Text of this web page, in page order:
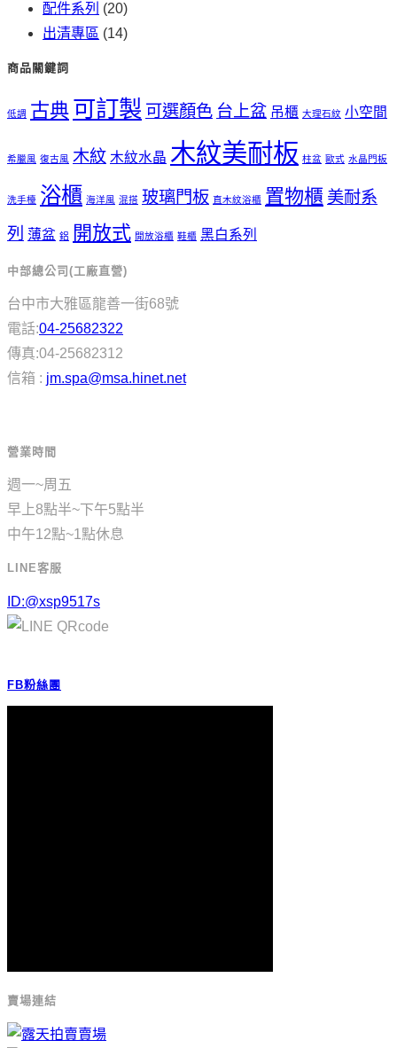
配件系列 (20)
出清專區 (14)
商品關鍵詞
低調 古典 可訂製 可選顏色 台上盆 吊櫃 大理石紋 小空間
希臘風 復古風 木紋 木紋水晶 木紋美耐板 柱盆 歐式 水晶門板
洗手檯 浴櫃 海洋風 混搭 玻璃門板 直木紋浴櫃 置物櫃 美耐系
列 薄盆 鋁 開放式 開放浴櫃 鞋櫃 黑白系列
中部總公司(工廠直營)
台中市大雅區龍善一街68號
電話:04-25682322
傳真:04-25682312
信箱 : jm.spa@msa.hinet.net
營業時間
週一~周五
早上8點半~下午5點半
中午12點~1點休息
LINE客服
ID:@xsp9517s
FB粉絲團
賣場連結